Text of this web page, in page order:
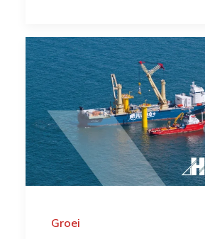
Groei